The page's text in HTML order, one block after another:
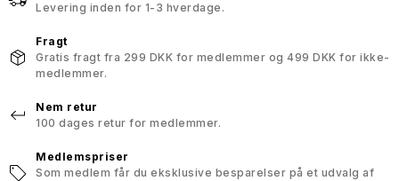
Levering inden for 1-3 hverdage.
Fragt
Gratis fragt fra 299 DKK for medlemmer og 499 DKK for ikke-
medlemmer.
Nem retur
100 dages retur for medlemmer.
Medlemspriser
Som medlem får du eksklusive besparelser på et udvalg af